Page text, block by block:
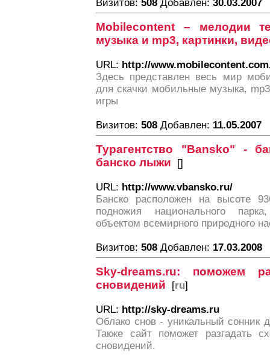
Визитов: 508 Добавлен: 30.03.2007
Mobilecontent – мелодии
музыка и mp3, картинки,
URL: http://
Здесь представлен весь мир
для скачки мобильные музыка,
игры
Визитов: 508 Добавлен: 11.05.2007
Турагентство "Bansko" -
банско лыжи []
URL: http://www.vbansko.ru/
Банско расположен на высоте
подножия национального
объектом всемирного природного
Визитов: 508 Добавлен: 17.03.2008
Sky-dreams.ru: поможем
сновидений [ru]
URL: http://sky-dreams.ru
Облако снов - уникальный сонник
Также сайт поможет разгадать
сновидений.